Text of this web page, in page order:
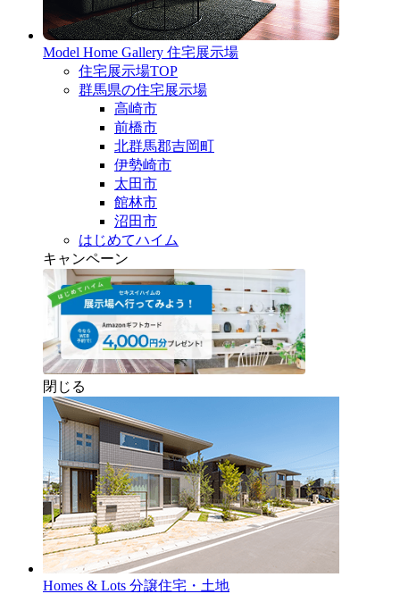
Model Home Gallery 住宅展示場
住宅展示場TOP
群馬県の住宅展示場
高崎市
前橋市
北群馬郡吉岡町
伊勢崎市
太田市
館林市
沼田市
はじめてハイム
キャンペーン
閉じる
Homes & Lots 分譲住宅・土地